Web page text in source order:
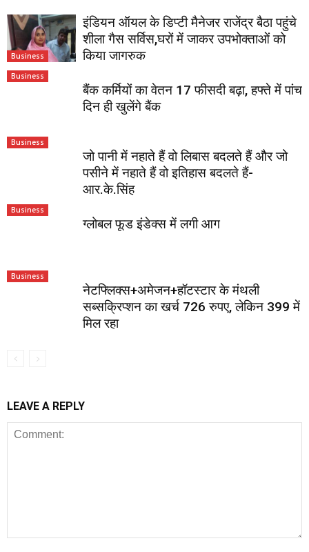
Business
इंडियन ऑयल के डिप्टी मैनेजर राजेंद्र बैठा पहुंचे
शीला गैस सर्विस,घरों में जाकर उपभोक्ताओं को
किया जागरुक
Business
बैंक कर्मियों का वेतन 17 फीसदी बढ़ा, हफ्ते में पांच
दिन ही खुलेंगे बैंक
Business
जो पानी में नहाते हैं वो लिबास बदलते हैं और जो
पसीने में नहाते हैं वो इतिहास बदलते हैं-
आर.के.सिंह
Business
ग्‍लोबल फूड इंडेक्‍स में लगी आग
Business
नेटफ्लिक्स+अमेजन+हॉटस्टार के मंथली
सब्सक्रिप्शन का खर्च 726 रुपए, लेकिन 399 में
मिल रहा
LEAVE A REPLY